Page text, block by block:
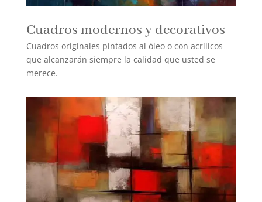
Cuadros modernos y decorativos
Cuadros originales pintados al óleo o con acrílicos
que alcanzarán siempre la calidad que usted se
merece.